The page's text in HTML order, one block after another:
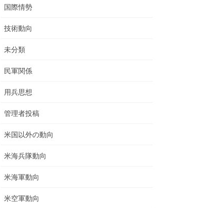
国際情勢
技術動向
未分類
民軍関係
用兵思想
管理者投稿
米国以外の動向
米海兵隊動向
米海軍動向
米空軍動向